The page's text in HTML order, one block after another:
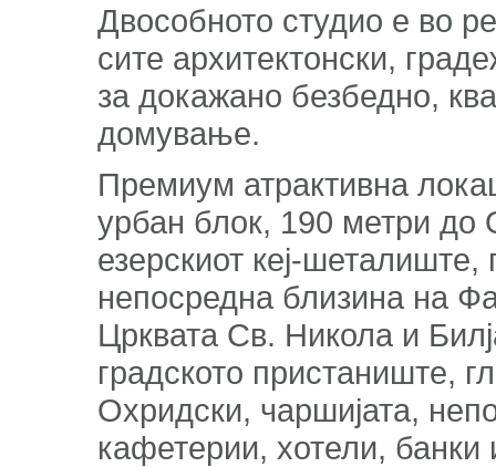
Двособното студио е во
сите архитектонски,
за докажано безбедно,
домување.
Премиум атрактивна
урбан блок, 190 метри
езерскиот кеј-
непосредна близина на
Црквата Св. Никола и
градското пристаниште,
Охридски, чаршијата,
кафетерии, хотели, банки